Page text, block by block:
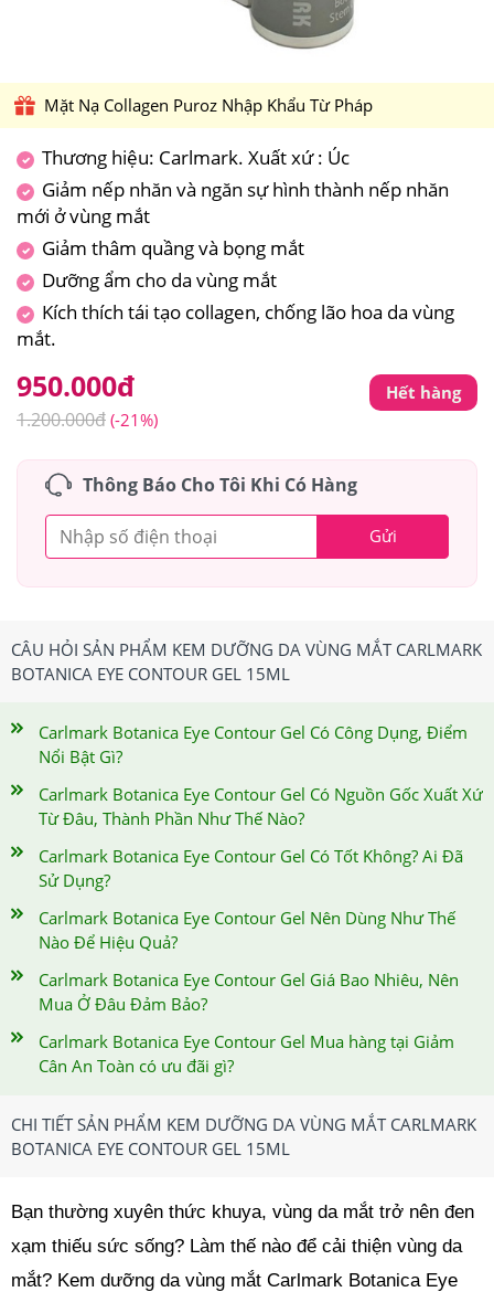
Mặt Nạ Collagen Puroz Nhập Khẩu Từ Pháp
Thương hiệu: Carlmark. Xuất xứ : Úc
Giảm nếp nhăn và ngăn sự hình thành nếp nhăn
mới ở vùng mắt
Giảm thâm quầng và bọng mắt
Dưỡng ẩm cho da vùng mắt
Kích thích tái tạo collagen, chống lão hoa da vùng
mắt.
950.000đ
1.200.000đ (-21%)
Hết hàng
Thông Báo Cho Tôi Khi Có Hàng
Gửi
CÂU HỎI SẢN PHẨM KEM DƯỠNG DA VÙNG MẮT CARLMARK
BOTANICA EYE CONTOUR GEL 15ML
Carlmark Botanica Eye Contour Gel Có Công Dụng, Điểm
Nổi Bật Gì?
Carlmark Botanica Eye Contour Gel Có Nguồn Gốc Xuất Xứ
Từ Đâu, Thành Phần Như Thế Nào?
Carlmark Botanica Eye Contour Gel Có Tốt Không? Ai Đã
Sử Dụng?
Carlmark Botanica Eye Contour Gel Nên Dùng Như Thế
Nào Để Hiệu Quả?
Carlmark Botanica Eye Contour Gel Giá Bao Nhiêu, Nên
Mua Ở Đâu Đảm Bảo?
Carlmark Botanica Eye Contour Gel Mua hàng tại Giảm
Cân An Toàn có ưu đãi gì?
CHI TIẾT SẢN PHẨM KEM DƯỠNG DA VÙNG MẮT CARLMARK
BOTANICA EYE CONTOUR GEL 15ML
Bạn thường xuyên thức khuya, vùng da mắt trở nên đen
xạm thiếu sức sống? Làm thế nào để cải thiện vùng da
mắt? Kem dưỡng da vùng mắt Carlmark Botanica Eye